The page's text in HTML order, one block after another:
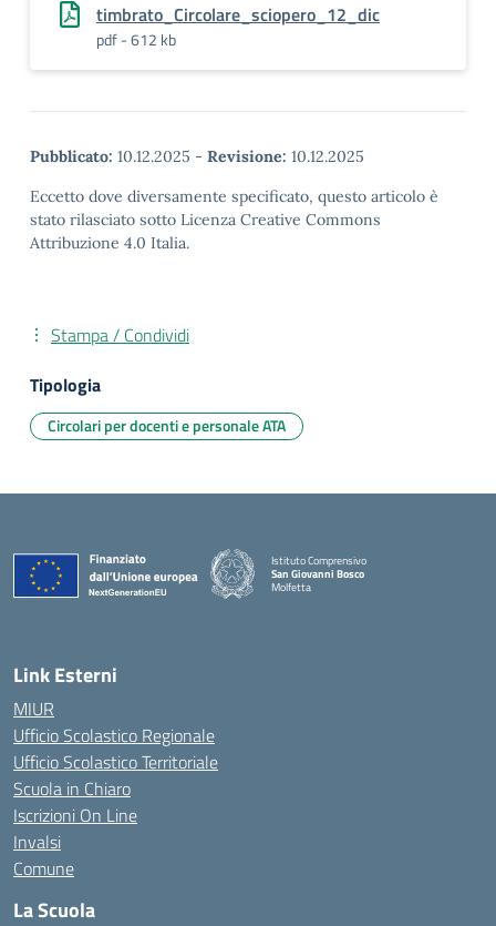
timbrato_Circolare_sciopero_12_dic
pdf - 612 kb
Pubblicato: 10.12.2025 - Revisione: 10.12.2025
Eccetto dove diversamente specificato, questo articolo è
stato rilasciato sotto Licenza Creative Commons
Attribuzione 4.0 Italia.
Stampa / Condividi
Tipologia
Circolari per docenti e personale ATA
Istituto Comprensivo
San Giovanni Bosco
Molfetta
Link Esterni
MIUR
Ufficio Scolastico Regionale
Ufficio Scolastico Territoriale
Scuola in Chiaro
Iscrizioni On Line
Invalsi
Comune
La Scuola